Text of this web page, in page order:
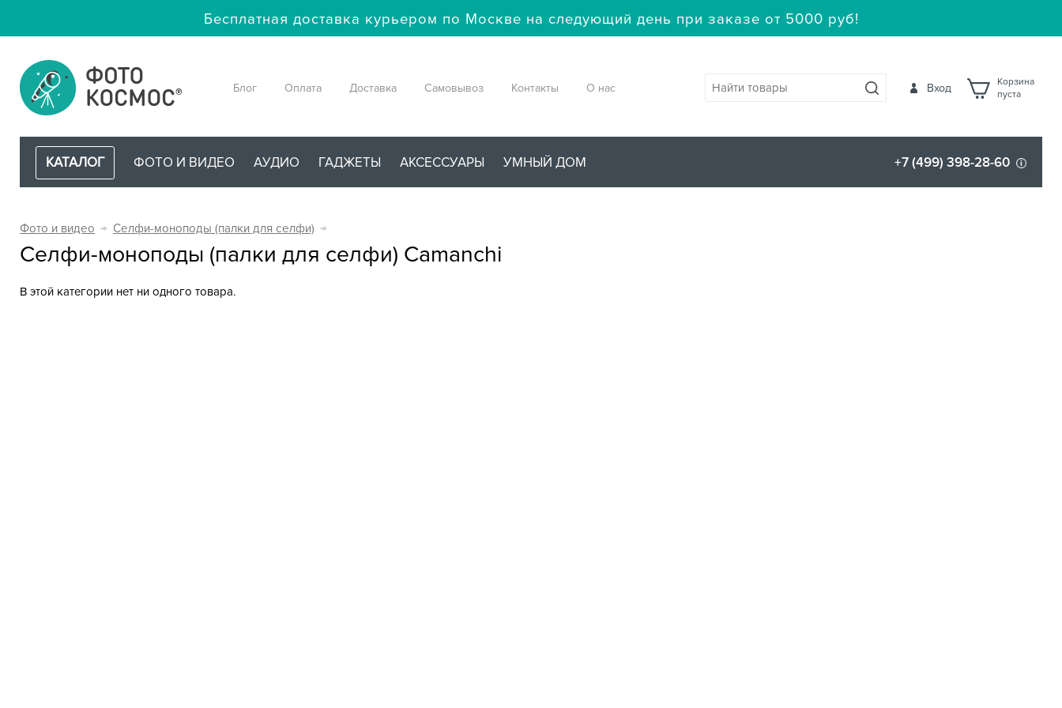
Бесплатная доставка курьером по Москве на следующий день при заказе от 5000 руб!
Блог Оплата Доставка Самовывоз Контакты О нас
Корзина
пуста
Вход
КАТАЛОГ ФОТО И ВИДЕО АУДИО ГАДЖЕТЫ АКСЕССУАРЫ УМНЫЙ ДОМ +7 (499) 398-28-60
Фото и видео → Селфи-моноподы (палки для селфи) →
Селфи-моноподы (палки для селфи) Camanchi
В этой категории нет ни одного товара.